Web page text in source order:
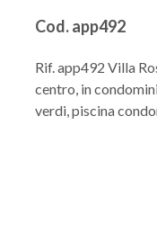
Cod. app492
Rif. app492 Villa
centro, in
verdi, piscina